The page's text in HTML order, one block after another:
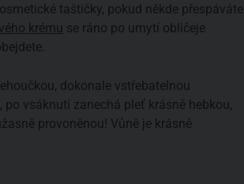
taštičky, pokud někde přespáváte
krému se ráno po umytí obličeje
dokonale vstřebatelnou
po vsáknutí zanechá pleť krásně hebkou,
provoněnou! Vůně je krásně